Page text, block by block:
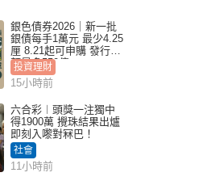
銀色債券2026｜新一批
銀債每手1萬元 最少4.25
厘 8.21起可申購 發行金
額最多550億
投資理財
15小時前
六合彩︱頭獎一注獨中
得1900萬 攪珠結果出爐
即刻入嚟對冧巴！
社會
11小時前